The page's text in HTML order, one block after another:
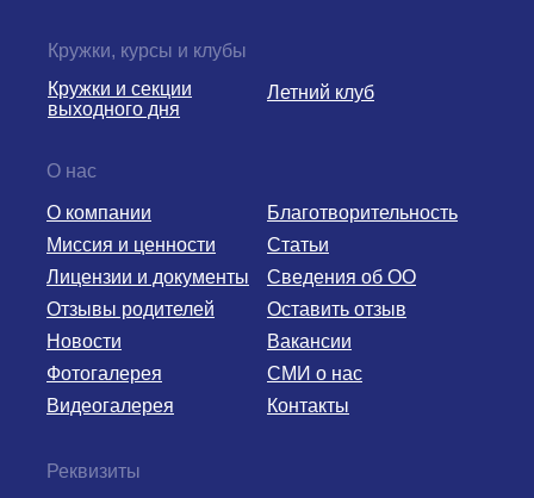
Реквизиты
Сведения об ОО
Вакансии
Оставить отзыв
Новости
Благотворительность
Видеогалерея
Фотогалерея
О компании
Отзывы родителей
Миссия и ценности
Статьи
Лицензии и документы
СМИ о нас
Контакты
О нас
Кружки и секции
выходного дня
Летний клуб
Кружки, курсы и клубы